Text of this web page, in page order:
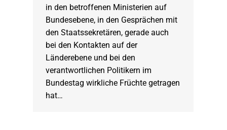
in den betroffenen Ministerien auf
Bundesebene, in den Gesprächen mit
den Staatssekretären, gerade auch
bei den Kontakten auf der
Länderebene und bei den
verantwortlichen Politikern im
Bundestag wirkliche Früchte getragen
hat…